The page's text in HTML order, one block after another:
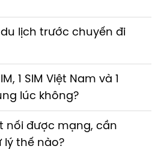
du lịch trước chuyến đi
1 SIM Việt Nam và 1
lúc không?
nối được mạng, cần
lý thế nào?